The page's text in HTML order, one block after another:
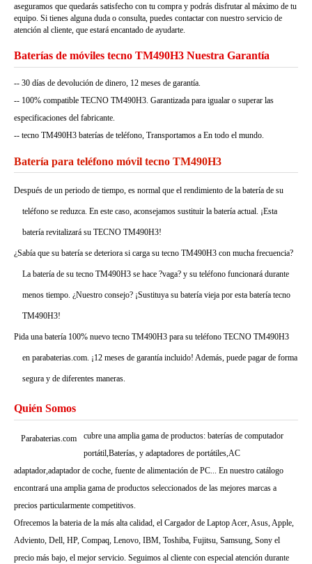
aseguramos que quedarás satisfecho con tu compra y podrás disfrutar al máximo de tu
equipo. Si tienes alguna duda o consulta, puedes contactar con nuestro servicio de
atención al cliente, que estará encantado de ayudarte.
Baterías de móviles tecno TM490H3 Nuestra Garantía
-- 30 días de devolución de dinero, 12 meses de garantía.
-- 100% compatible TECNO TM490H3. Garantizada para igualar o superar las
especificaciones del fabricante.
-- tecno TM490H3 baterías de teléfono, Transportamos a En todo el mundo.
Batería para teléfono móvil tecno TM490H3
Después de un periodo de tiempo, es normal que el rendimiento de la batería de su
teléfono se reduzca. En este caso, aconsejamos sustituir la batería actual. ¡Esta
batería revitalizará su TECNO TM490H3!
¿Sabía que su batería se deteriora si carga su tecno TM490H3 con mucha frecuencia?
La batería de su tecno TM490H3 se hace ?vaga? y su teléfono funcionará durante
menos tiempo. ¿Nuestro consejo? ¡Sustituya su batería vieja por esta batería tecno
TM490H3!
Pida una batería 100% nuevo tecno TM490H3 para su teléfono TECNO TM490H3
en parabaterias.com. ¡12 meses de garantía incluido! Además, puede pagar de forma
segura y de diferentes maneras.
Quién Somos
Parabaterias.com
cubre una amplia gama de productos: baterías de computador
portátil,Baterías, y adaptadores de portátiles,AC
adaptador,adaptador de coche, fuente de alimentación de PC... En nuestro catálogo
encontrará una amplia gama de productos seleccionados de las mejores marcas a
precios particularmente competitivos.
Ofrecemos la bateria de la más alta calidad, el Cargador de Laptop Acer, Asus, Apple,
Adviento, Dell, HP, Compaq, Lenovo, IBM, Toshiba, Fujitsu, Samsung, Sony el
precio más bajo, el mejor servicio. Seguimos al cliente con especial atención durante